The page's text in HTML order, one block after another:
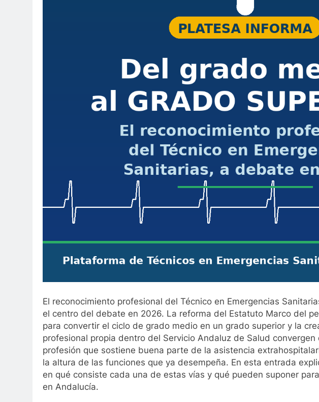
El reconocimiento profesional del Técnico en Emergencias
el centro del debate en 2026. La reforma del Estatuto Marco del
para convertir el ciclo de grado medio en un grado superior y la
profesional propia dentro del Servicio Andaluz de Salud convergen
profesión que sostiene buena parte de la asistencia
la altura de las funciones que ya desempeña. En esta entrada
en qué consiste cada una de estas vías y qué pueden suponer
en Andalucía.